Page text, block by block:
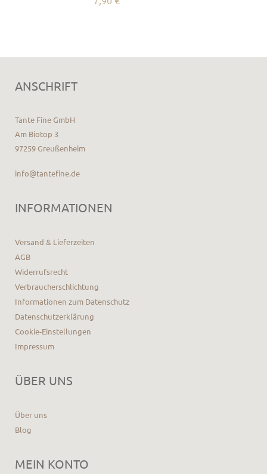
ANSCHRIFT
Tante Fine GmbH
Am Biotop 3
97259 Greußenheim
info@tantefine.de
INFORMATIONEN
Versand & Lieferzeiten
AGB
Widerrufsrecht
Verbraucherschlichtung
Informationen zum Datenschutz
Datenschutzerklärung
Cookie-Einstellungen
Impressum
ÜBER UNS
Über uns
Blog
MEIN KONTO